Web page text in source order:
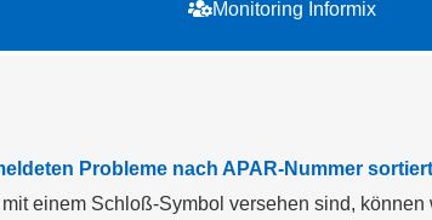
Monitoring Informix
Probleme nach APAR-Nummer
einem Schloß-Symbol versehen sind,